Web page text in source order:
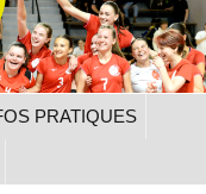
PRATIQUES